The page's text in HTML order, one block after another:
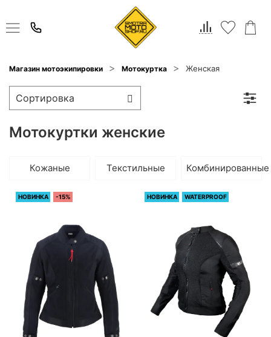
Магазин мотоэкипировки Мотокуртка Женская
Мотокуртки женские
Кожаные Текстильные Комбинированные
НОВИНКА -15% НОВИНКА WATERPROOF